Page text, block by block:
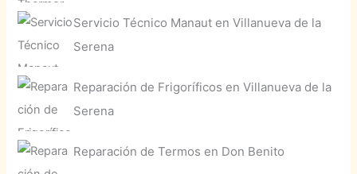
Servicio Técnico Manaut en Villanueva de la
Serena
Reparación de Frigoríficos en Villanueva de la
Serena
Reparación de Termos en Don Benito